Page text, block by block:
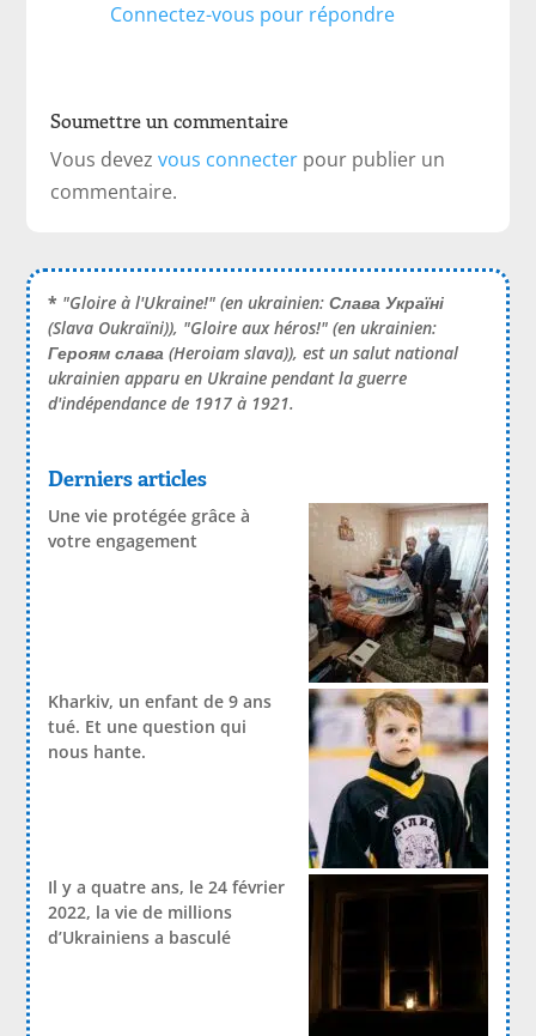
Connectez-vous pour répondre
Soumettre un commentaire
Vous devezvous connecter pour publier un
commentaire.
* "Gloire à l'Ukraine!" (en ukrainien:Слава Україні
(Slava Oukraïni)), "Gloire aux héros!" (en ukrainien:
Героям слава (Heroiam slava)), est un salut national
ukrainien apparu en Ukraine pendant la guerre
d'indépendance de 1917 à 1921.
Derniers articles
Une vie protégée grâce à
votre engagement
Kharkiv, un enfant de 9 ans
tué. Et une question qui
nous hante.
Il y a quatre ans, le 24 février
2022, la vie de millions
d’Ukrainiens a basculé